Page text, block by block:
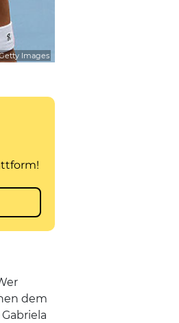
Images
dem